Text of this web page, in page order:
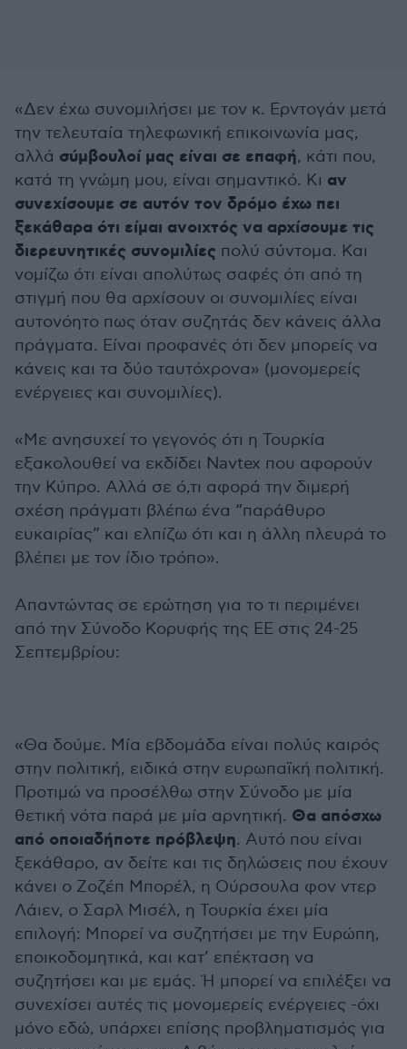
«Δεν έχω συνομιλήσει με τον κ. Ερντογάν μετά
την τελευταία τηλεφωνική επικοινωνία μας,
αλλά σύμβουλοί μας είναι σε επαφή, κάτι που,
κατά τη γνώμη μου, είναι σημαντικό. Κι αν
συνεχίσουμε σε αυτόν τον δρόμο έχω πει
ξεκάθαρα ότι είμαι ανοιχτός να αρχίσουμε τις
διερευνητικές συνομιλίες πολύ σύντομα. Και
νομίζω ότι είναι απολύτως σαφές ότι από τη
στιγμή που θα αρχίσουν οι συνομιλίες είναι
αυτονόητο πως όταν συζητάς δεν κάνεις άλλα
πράγματα. Είναι προφανές ότι δεν μπορείς να
κάνεις και τα δύο ταυτόχρονα» (μονομερείς
ενέργειες και συνομιλίες).
«Με ανησυχεί το γεγονός ότι η Τουρκία
εξακολουθεί να εκδίδει Navtex που αφορούν
την Κύπρο. Αλλά σε ό,τι αφορά την διμερή
σχέση πράγματι βλέπω ένα “παράθυρο
ευκαιρίας” και ελπίζω ότι και η άλλη πλευρά το
βλέπει με τον ίδιο τρόπο».
Απαντώντας σε ερώτηση για το τι περιμένει
από την Σύνοδο Κορυφής της ΕΕ στις 24-25
Σεπτεμβρίου:
«Θα δούμε. Μία εβδομάδα είναι πολύς καιρός
στην πολιτική, ειδικά στην ευρωπαϊκή πολιτική.
Προτιμώ να προσέλθω στην Σύνοδο με μία
θετική νότα παρά με μία αρνητική. Θα απόσχω
από οποιαδήποτε πρόβλεψη. Αυτό που είναι
ξεκάθαρο, αν δείτε και τις δηλώσεις που έχουν
κάνει ο Ζοζέπ Μπορέλ, η Ούρσουλα φον ντερ
Λάιεν, ο Σαρλ Μισέλ, η Τουρκία έχει μία
επιλογή: Μπορεί να συζητήσει με την Ευρώπη,
εποικοδομητικά, και κατ’ επέκταση να
συζητήσει και με εμάς. Ή μπορεί να επιλέξει να
συνεχίσει αυτές τις μονομερείς ενέργειες -όχι
μόνο εδώ, υπάρχει επίσης προβληματισμός για